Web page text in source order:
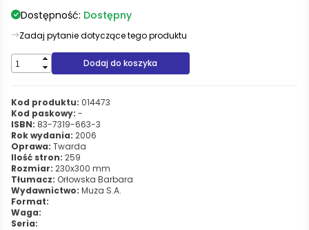
Dostępność: Dostępny
Zadaj pytanie dotyczące tego produktu
Dodaj do koszyka
Kod produktu: 014473
Kod paskowy: -
ISBN: 83-7319-663-3
Rok wydania: 2006
Oprawa: Twarda
Ilość stron: 259
Rozmiar: 230x300 mm
Tłumacz: Orłowska Barbara
Wydawnictwo: Muza S.A.
Format:
Waga:
Seria: